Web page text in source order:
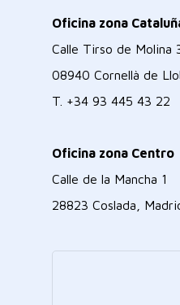
Oficina zona
Calle Tirso de Molina
08940 Cornellà de
T. +34 93 445 43 22
Oficina zona Centro
Calle de la Mancha 1
28823 Coslada,